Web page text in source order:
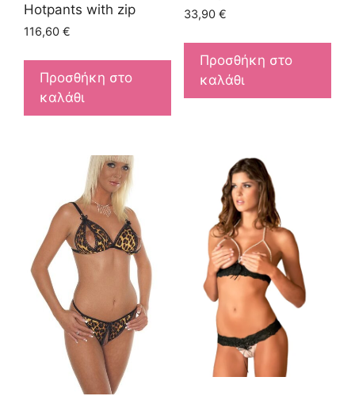
Hotpants with zip
116,60 €
Προσθήκη στο
καλάθι
33,90 €
Προσθήκη στο
καλάθι